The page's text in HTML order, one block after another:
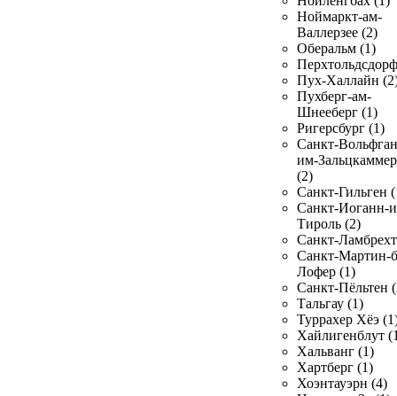
Ноймаркт-ам-
Валлерзее (2)
Оберальм (1)
Пух-Халлайн
Пухберг-ам-
Шнееберг (1)
Ригерсбург (1)
Санкт-
им-
(2)
Санкт-Гильген
Санкт-Иоганн-
Тироль (2)
Санкт-
Санкт-Мартин-
Лофер (1)
Санкт-Пёльтен
Тальгау (1)
Туррахер Хёэ
Хайлигенблут
Хальванг (1)
Хартберг (1)
Хоэнтауэрн (4)